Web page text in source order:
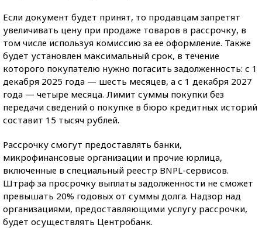
Если документ будет принят, то продавцам запретят
увеличивать цену при продаже товаров в рассрочку, в
том числе используя комиссию за ее оформление. Также
будет установлен максимальный срок, в течение
которого покупателю нужно погасить задолженность: с 1
декабря 2025 года — шесть месяцев, а с 1 декабря 2027
года — четыре месяца. Лимит суммы покупки без
передачи сведений о покупке в бюро кредитных историй
составит 15 тысяч рублей.
Рассрочку смогут предоставлять банки,
микрофинансовые организации и прочие юрлица,
включенные в специальный реестр BNPL-сервисов.
Штраф за просрочку выплаты задолженности не сможет
превышать 20% годовых от суммы долга. Надзор над
организациями, предоставляющими услугу рассрочки,
будет осуществлять Центробанк.